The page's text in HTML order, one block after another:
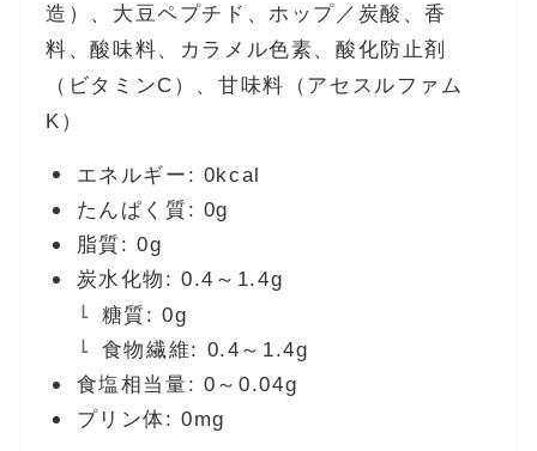
造）、大豆ペプチド、ホップ／炭酸、香
料、酸味料、カラメル色素、酸化防止剤
（ビタミンC）、甘味料（アセスルファム
K）
エネルギー: 0kcal
たんぱく質: 0g
脂質: 0g
炭水化物: 0.4～1.4g
糖質: 0g
食物繊維: 0.4～1.4g
食塩相当量: 0～0.04g
プリン体: 0mg